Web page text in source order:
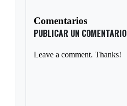
Comentarios
PUBLICAR UN COMENTARIO
Leave a comment. Thanks!